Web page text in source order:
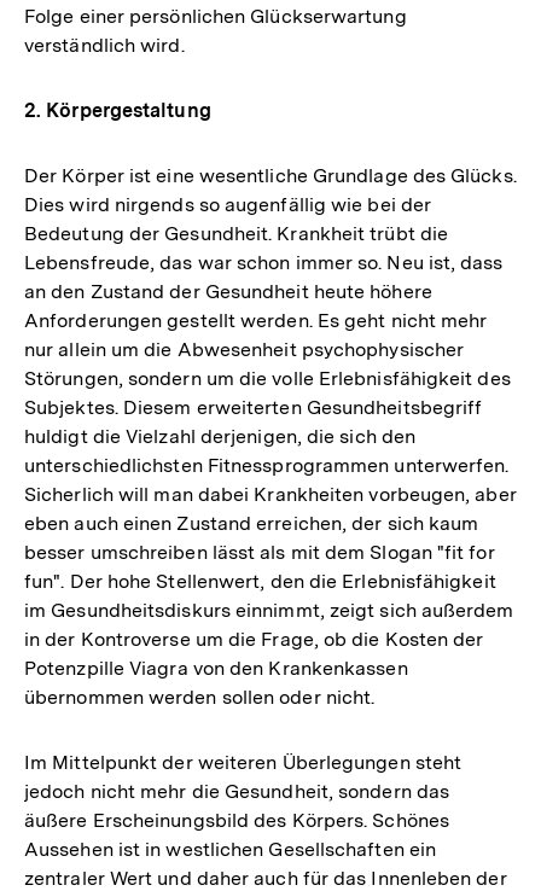
Folge einer persönlichen Glückserwartung
verständlich wird.
2. Körpergestaltung
Der Körper ist eine wesentliche Grundlage des Glücks.
Dies wird nirgends so augenfällig wie bei der
Bedeutung der Gesundheit. Krankheit trübt die
Lebensfreude, das war schon immer so. Neu ist, dass
an den Zustand der Gesundheit heute höhere
Anforderungen gestellt werden. Es geht nicht mehr
nur allein um die Abwesenheit psychophysischer
Störungen, sondern um die volle Erlebnisfähigkeit des
Subjektes. Diesem erweiterten Gesundheitsbegriff
huldigt die Vielzahl derjenigen, die sich den
unterschiedlichsten Fitnessprogrammen unterwerfen.
Sicherlich will man dabei Krankheiten vorbeugen, aber
eben auch einen Zustand erreichen, der sich kaum
besser umschreiben lässt als mit dem Slogan "fit for
fun". Der hohe Stellenwert, den die Erlebnisfähigkeit
im Gesundheitsdiskurs einnimmt, zeigt sich außerdem
in der Kontroverse um die Frage, ob die Kosten der
Potenzpille Viagra von den Krankenkassen
übernommen werden sollen oder nicht.
Im Mittelpunkt der weiteren Überlegungen steht
jedoch nicht mehr die Gesundheit, sondern das
äußere Erscheinungsbild des Körpers. Schönes
Aussehen ist in westlichen Gesellschaften ein
zentraler Wert und daher auch für das Innenleben der